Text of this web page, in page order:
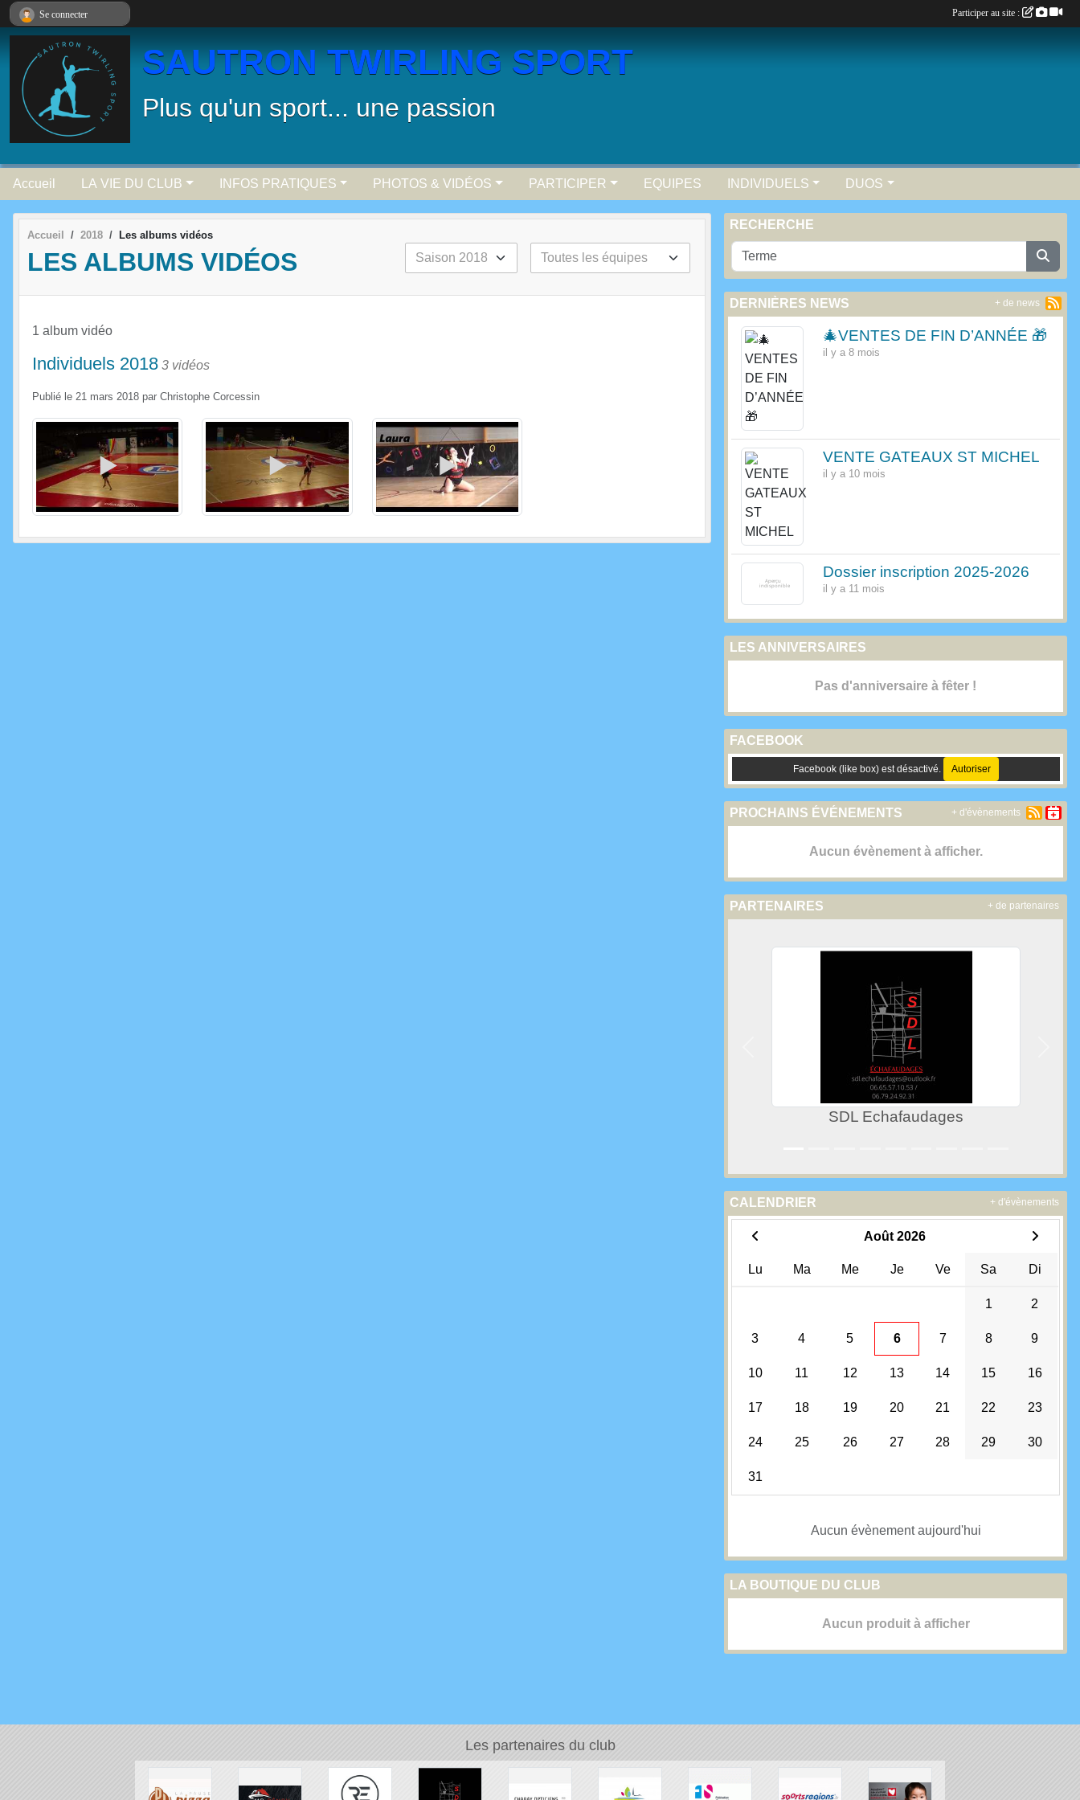
SAUTRON TWIRLING SPORT
Plus qu'un sport... une passion
Accueil LA VIE DU CLUB INFOS PRATIQUES PHOTOS & VIDÉOS PARTICIPER EQUIPES INDIVIDUELS DUOS
Accueil 2018 Les albums vidéos
LES ALBUMS VIDÉOS
1 album vidéo
Individuels 2018 3 vidéos
Publié le 21 mars 2018 par Christophe Corcessin
RECHERCHE
DERNIÈRES NEWS
🎄VENTES DE FIN D’ANNÉE 🎁
il y a 8 mois
VENTE GATEAUX ST MICHEL
il y a 10 mois
Dossier inscription 2025-2026
il y a 11 mois
+ de news
LES ANNIVERSAIRES
Pas d'anniversaire à fêter !
FACEBOOK
Facebook (like box) est désactivé. Autoriser
PROCHAINS ÉVÉNEMENTS
Aucun évènement à afficher.
+ d'évènements
PARTENAIRES
SDL Echafaudages
+ de partenaires
CALENDRIER
Août 2026
Lu Ma Me Je Ve Sa Di
1 2
3 4 5 6 7 8 9
10 11 12 13 14 15 16
17 18 19 20 21 22 23
24 25 26 27 28 29 30
31
Aucun évènement aujourd'hui
+ d'évènements
LA BOUTIQUE DU CLUB
Aucun produit à afficher
Les partenaires du club
Se connecter Participer au site :
Panneau de gestion des cookies